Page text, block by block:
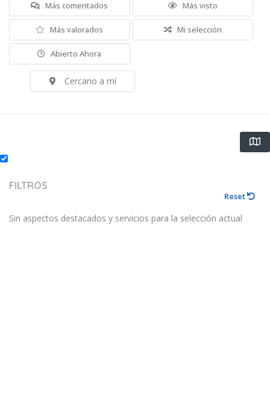
Más comentados Más visto
Más valorados Mi selección
Abierto Ahora
Cercano a mí
FILTROS
Reset
Sin aspectos destacados y servicios para la selección actual